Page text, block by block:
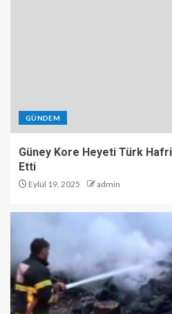
GÜNDEM
Güney Kore Heyeti Türk
Etti
Eylül 19, 2025 admin